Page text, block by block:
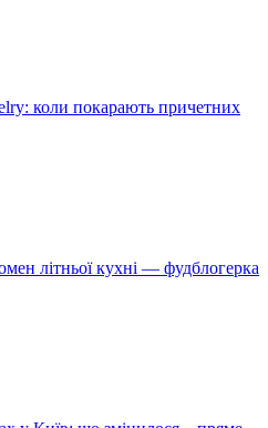
коли покарають причетних
літньої кухні — фудблогерка